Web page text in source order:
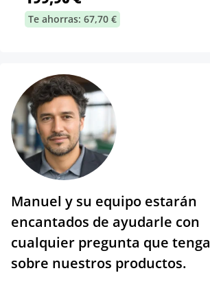
Te ahorras: 67,70 €
Manuel y su equipo estarán
encantados de ayudarle con
cualquier pregunta que tenga
sobre nuestros productos.